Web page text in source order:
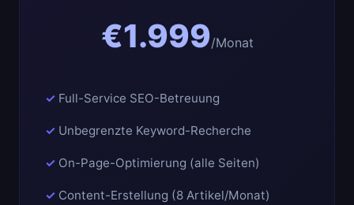
€1.999/Monat
Full-Service SEO-Betreuung
Unbegrenzte Keyword-Recherche
On-Page-Optimierung (alle Seiten)
Content-Erstellung (8 Artikel/Monat)